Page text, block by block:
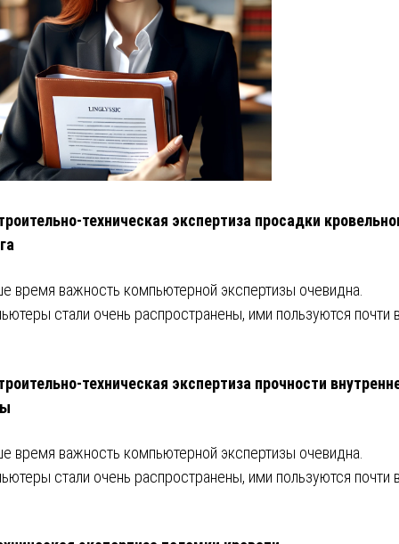
техническая экспертиза просадки
время важность компьютерной экспертизы очевидна.
стали очень распространены, ими пользуются почти
техническая экспертиза прочности
время важность компьютерной экспертизы очевидна.
стали очень распространены, ими пользуются почти